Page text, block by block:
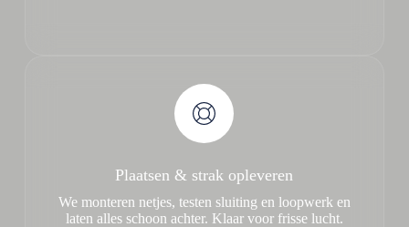
Plaatsen & strak opleveren
We monteren netjes, testen sluiting en loopwerk en
laten alles schoon achter. Klaar voor frisse lucht.